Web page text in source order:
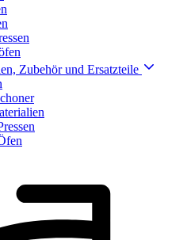
Zubehör und Ersatzteile